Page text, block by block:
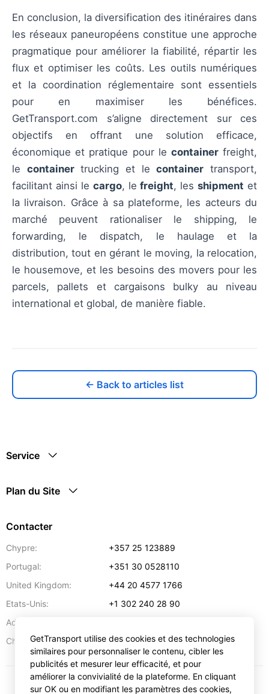
En conclusion, la diversification des itinéraires dans
les réseaux paneuropéens constitue une approche
pragmatique pour améliorer la fiabilité, répartir les
flux et optimiser les coûts. Les outils numériques
et la coordination réglementaire sont essentiels
pour en maximiser les bénéfices.
GetTransport.com s’aligne directement sur ces
objectifs en offrant une solution efficace,
économique et pratique pour le containerfreight,
le containertrucking et lecontainer transport,
facilitant ainsi le cargo, lefreight, lesshipment et
la livraison. Grâce à sa plateforme, les acteurs du
marché peuvent rationaliser le shipping, le
forwarding, le dispatch, le haulage et la
distribution, tout en gérant le moving, la relocation,
le housemove, et les besoins des movers pour les
parcels, pallets et cargaisons bulky au niveau
international et global, de manière fiable.
← Back to articles list
Service
Plan du Site
Contacter
Chypre:
+357 25 123889
Portugal:
+351 30 0528110
United Kingdom:
+44 20 4577 1766
Etats-Unis:
+1 302 240 28 90
Adresse:
Chypre:
57 Spyrou Kyprianou,Larnaca 6051
GetTransport utilise des cookies et des technologies
similaires pour personnaliser le contenu, cibler les
publicités et mesurer leur efficacité, et pour
améliorer la convivialité de la plateforme. En cliquant
sur OK ou en modifiant les paramètres des cookies,